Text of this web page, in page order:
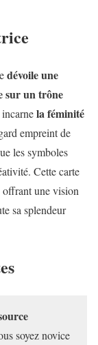
dévoile une
sur un trône
la féminité
empreint de
les symboles
Cette carte
offrant une vision
sa splendeur
soyez novice